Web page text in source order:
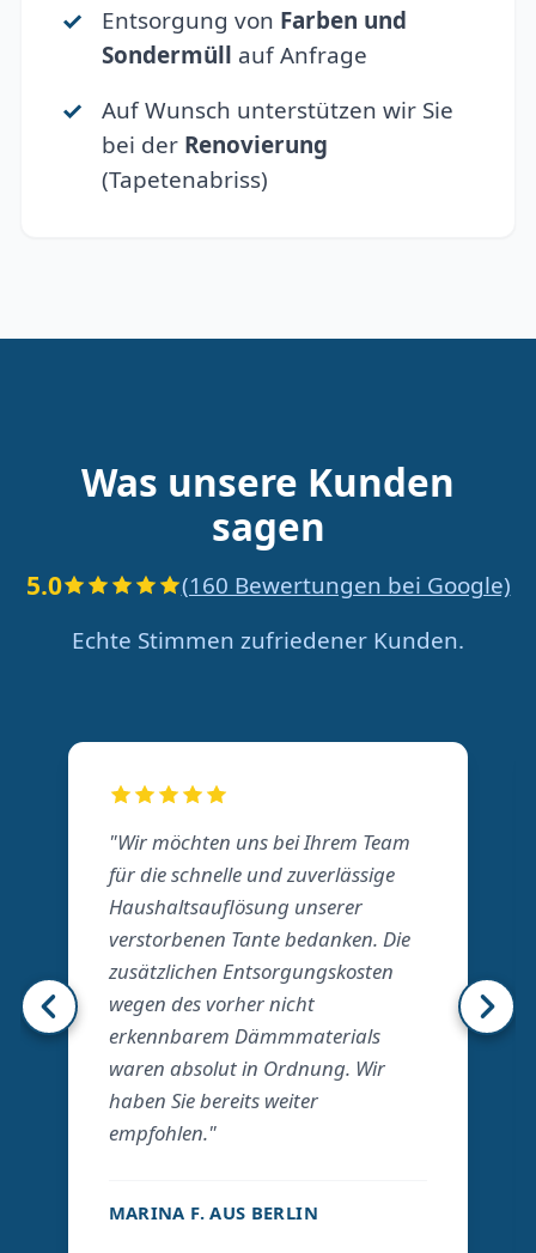
Entsorgung von Farben und
Sondermüll auf Anfrage
Auf Wunsch unterstützen wir Sie
bei der Renovierung
(Tapetenabriss)
Was unsere Kunden
sagen
5.0
(160 Bewertungen bei Google)
Echte Stimmen zufriedener Kunden.
"Wir möchten uns bei Ihrem Team
für die schnelle und zuverlässige
Haushaltsauflösung unserer
verstorbenen Tante bedanken. Die
zusätzlichen Entsorgungskosten
wegen des vorher nicht
erkennbarem Dämmmaterials
waren absolut in Ordnung. Wir
haben Sie bereits weiter
empfohlen."
MARINA F. AUS BERLIN